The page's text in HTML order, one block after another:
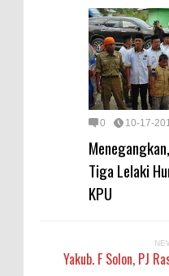
0 10-17-
Tiga Lelaki
KPU
Yakub. F Solon, PJ